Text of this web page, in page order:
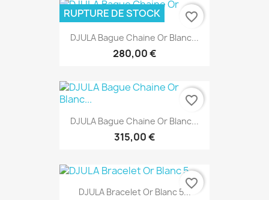
DJULA Bague Chaine Or Blanc...
280,00 €
RUPTURE DE STOCK favorite_border
DJULA Bague Chaine Or Blanc...
315,00 €
favorite_border
DJULA Bracelet Or Blanc 5...
favorite_border